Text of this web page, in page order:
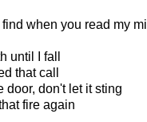
when you read my
until I fall
that call
door, don't let it sting
fire again